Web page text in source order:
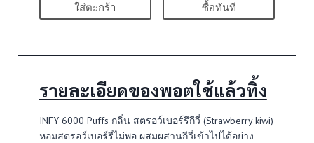
ใส่ตะกร้า ซื้อทันที
รายละเอียดของพอตใช้แล้วทิ้ง
INFY 6000 Puffs กลิ่น สตรอว์เบอร์รีกีวี่ (Strawberry kiwi)
หอมสตรอว์เบอร์รี่ไม่พอ ผสมผสานกีวี่เข้าไปได้อย่าง